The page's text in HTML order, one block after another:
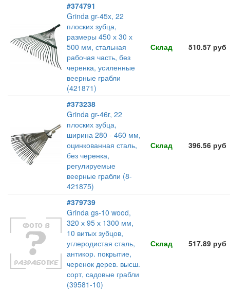
#374791
Grinda gr-45x, 22
плоских зубца,
размеры 450 х 30 х
500 мм, стальная
рабочая часть, без
черенка, усиленные
веерные грабли
(421871)
Склад 510.57 руб
#373238
Grinda gr-46r, 22
плоских зубца,
ширина 280 - 460 мм,
оцинкованная сталь,
без черенка,
регулируемые
веерные грабли (8-
421875)
Склад 396.56 руб
#379739
Grinda gs-10 wood,
320 х 95 х 1300 мм,
10 витых зубцов,
углеродистая сталь,
антикор. покрытие,
черенок дерев. высш.
сорт, садовые грабли
(39581-10)
Склад 517.89 руб